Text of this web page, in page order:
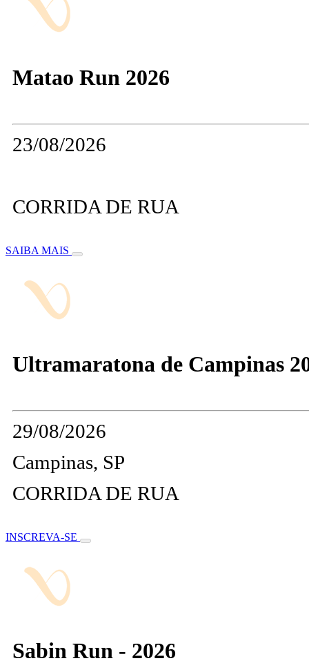
Matao Run 2026
23/08/2026
CORRIDA DE RUA
SAIBA MAIS
Ultramaratona de Campinas
29/08/2026
Campinas, SP
CORRIDA DE RUA
INSCREVA-SE
Sabin Run - 2026